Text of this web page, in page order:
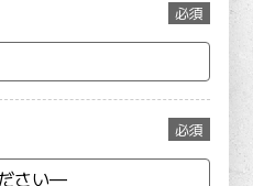
必須
必須